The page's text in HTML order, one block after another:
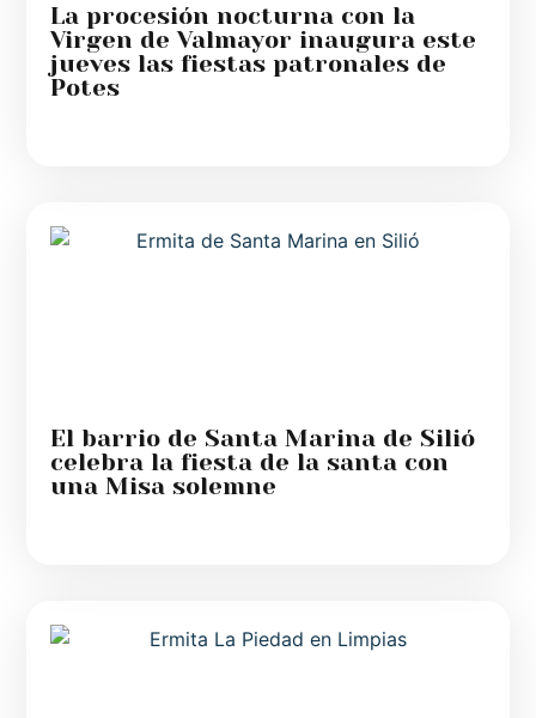
La procesión nocturna con la
Virgen de Valmayor inaugura este
jueves las fiestas patronales de
Potes
El barrio de Santa Marina de Silió
celebra la fiesta de la santa con
una Misa solemne